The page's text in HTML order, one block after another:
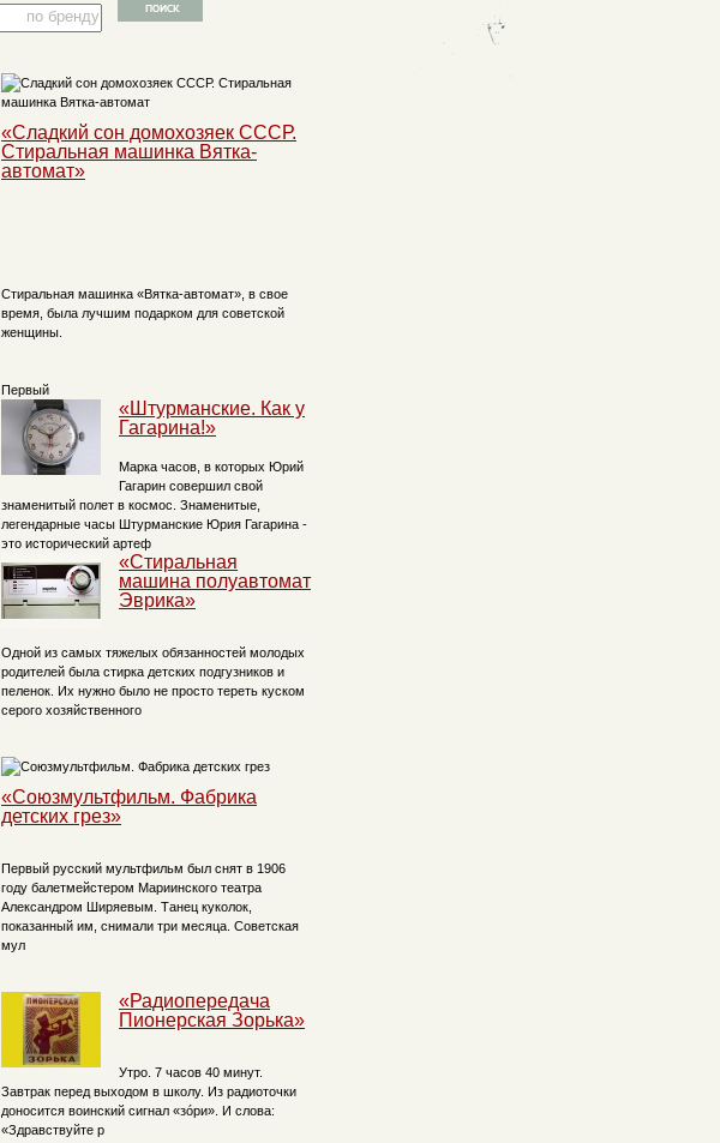
«Сладкий сон домохозяек СССР.
Стиральная машинка Вятка-
автомат»
Стиральная машинка «Вятка-автомат», в свое
время, была лучшим подарком для советской
женщины.
Первый
«Штурманские. Как у
Гагарина!»
Марка часов, в которых Юрий
Гагарин совершил свой
знаменитый полет в космос. Знаменитые,
легендарные часы Штурманские Юрия Гагарина -
это исторический артеф
«Стиральная
машина полуавтомат
Эврика»
Одной из самых тяжелых обязанностей молодых
родителей была стирка детских подгузников и
пеленок. Их нужно было не просто тереть куском
серого хозяйственного
«Союзмультфильм. Фабрика
детских грез»
Первый русский мультфильм был снят в 1906
году балетмейстером Мариинского театра
Александром Ширяевым. Танец куколок,
показанный им, снимали три месяца. Советская
мул
«Радиопередача
Пионерская Зорька»
Утро. 7 часов 40 минут.
Завтрак перед выходом в школу. Из радиоточки
доносится воинский сигнал «зóри». И слова:
«Здравствуйте р